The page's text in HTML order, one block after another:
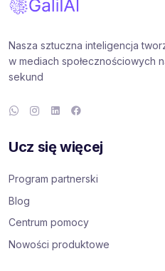
Nasza sztuczna inteligencja
w mediach społecznościowych
sekund
Ucz się więcej
Program partnerski
Blog
Centrum pomocy
Nowości produktowe